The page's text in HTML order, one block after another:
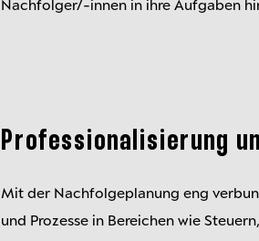
Nachfolger/-innen in ihre Aufgaben
Professionalisierung
Mit der Nachfolgeplanung eng
und Prozesse in Bereichen wie